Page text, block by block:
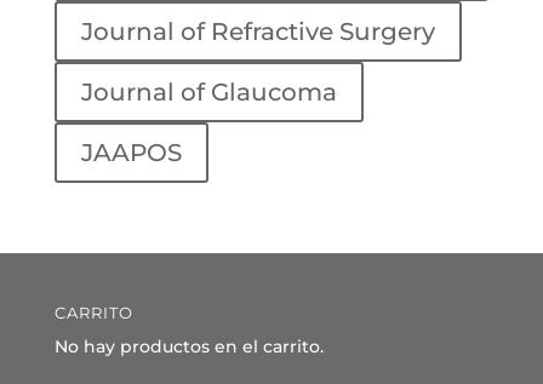
Journal of Refractive Surgery
Journal of Glaucoma
JAAPOS
CARRITO
No hay productos en el carrito.